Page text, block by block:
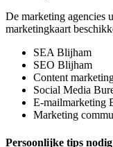
De marketing agencies
marketingkaart
SEA Blijham
SEO Blijham
Content
Social Media
E-mailmarketing
Marketing
Persoonlijke tips